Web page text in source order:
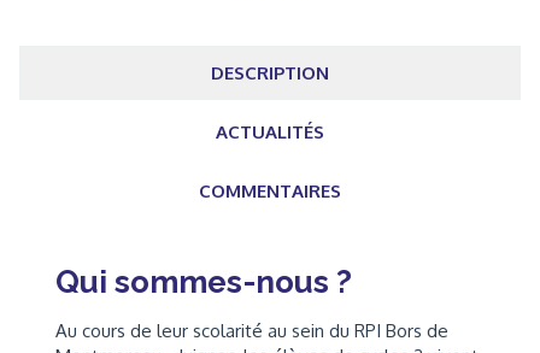
DESCRIPTION
ACTUALITÉS
COMMENTAIRES
Qui sommes-nous ?
Au cours de leur scolarité au sein du RPI Bors de